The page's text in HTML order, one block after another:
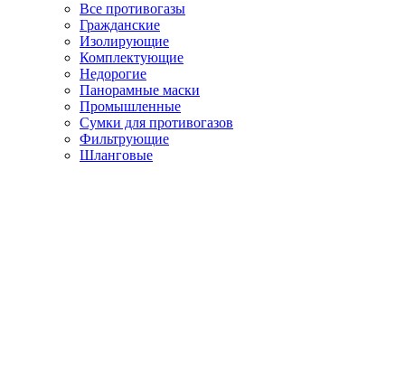
Все противогазы
Гражданские
Изолирующие
Комплектующие
Недорогие
Панорамные маски
Промышленные
Сумки для противогазов
Фильтрующие
Шланговые